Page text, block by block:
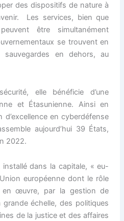
des dispositifs de nature à
Les services, bien que
être simultanément
se trouvent en
en dehors, au
elle bénéficie d’une
et Étasunienne. Ainsi en
d’excellence en cyberdéfense
aujourd’hui 39 États,
2022.
dans la capitale, « eu-
européenne dont le rôle
œuvre, par la gestion de
échelle, des politiques
de la justice et des affaires